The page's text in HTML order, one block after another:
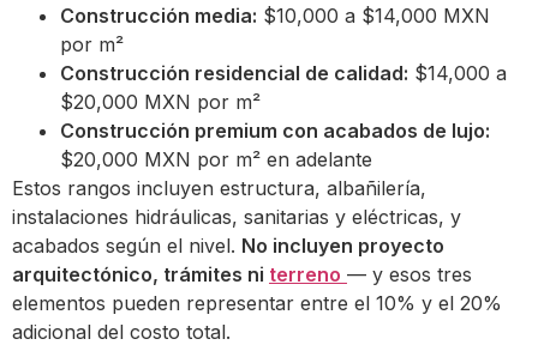
Construcción media: $10,000 a $14,000 MXN
por m²
Construcción residencial de calidad: $14,000 a
$20,000 MXN por m²
Construcción premium con acabados de lujo:
$20,000 MXN por m² en adelante
Estos rangos incluyen estructura, albañilería,
instalaciones hidráulicas, sanitarias y eléctricas, y
acabados según el nivel. No incluyen proyecto
arquitectónico, trámites ni terreno — y esos tres
elementos pueden representar entre el 10% y el 20%
adicional del costo total.